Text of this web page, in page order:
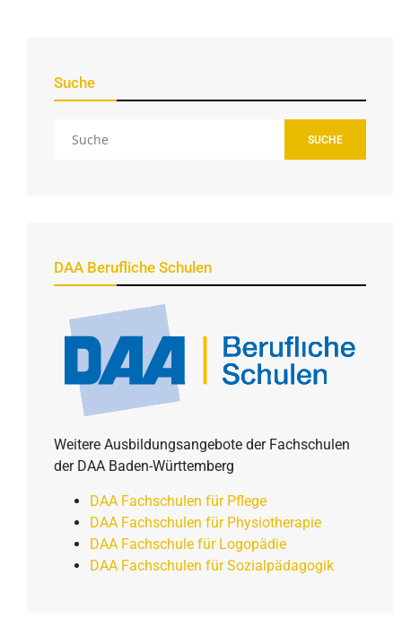
Suche
SUCHE
DAA Berufliche Schulen
Weitere Ausbildungsangebote der Fachschulen
der DAA Baden-Württemberg
DAA Fachschulen für Pflege
DAA Fachschulen für Physiotherapie
DAA Fachschule für Logopädie
DAA Fachschulen für Sozialpädagogik